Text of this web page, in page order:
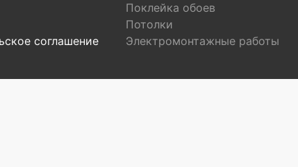
соглашение
Поклейка обоев
Потолки
Электромонтажные работы